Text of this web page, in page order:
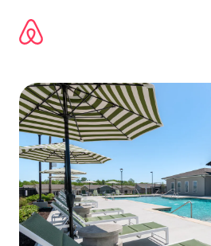
kwenda
kwenye